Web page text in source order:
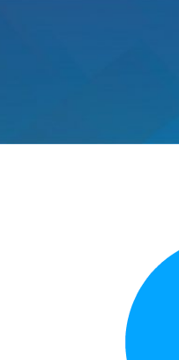
INTT Estructura
INTERURBANAS) –